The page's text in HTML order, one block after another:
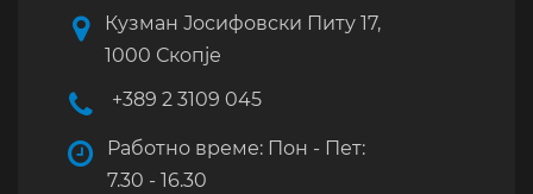
Кузман Јосифовски Питу 17,
1000 Скопје
+389 2 3109 045
Работно време: Пон - Пет:
7.30 - 16.30